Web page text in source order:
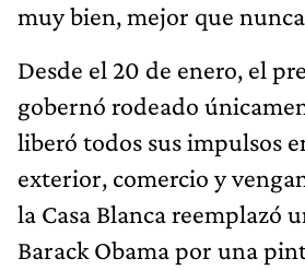
muy bien, mejor que
Desde el 20 de enero, el
gobernó rodeado
liberó todos sus impulsos
exterior, comercio y
la Casa Blanca reemplazó
Barack Obama por una